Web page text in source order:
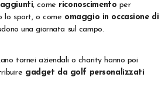
, come riconoscimento per
lo sport, o come omaggio in occasione di
una giornata sul campo.
tornei aziendali o charity hanno poi
gadget da golf personalizzati